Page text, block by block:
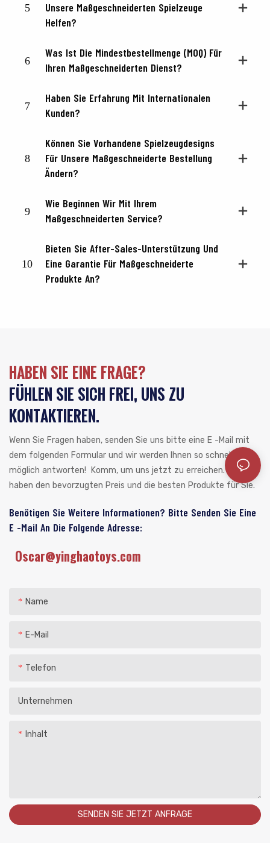
5
Unsere Maßgeschneiderten Spielzeuge
Helfen?
6
Was Ist Die Mindestbestellmenge (MOQ) Für
Ihren Maßgeschneiderten Dienst?
7
Haben Sie Erfahrung Mit Internationalen
Kunden?
8
Können Sie Vorhandene Spielzeugdesigns
Für Unsere Maßgeschneiderte Bestellung
Ändern?
9
Wie Beginnen Wir Mit Ihrem
Maßgeschneiderten Service?
10
Bieten Sie After-Sales-Unterstützung Und
Eine Garantie Für Maßgeschneiderte
Produkte An?
HABEN SIE EINE FRAGE?
FÜHLEN SIE SICH FREI, UNS ZU
KONTAKTIEREN.
Wenn Sie Fragen haben, senden Sie uns bitte eine E -Mail mit
dem folgenden Formular und wir werden Ihnen so schnell wie
möglich antworten!
Komm, um uns jetzt zu erreichen. Wir
haben den bevorzugten Preis und die besten Produkte für Sie.
Benötigen Sie Weitere Informationen? Bitte Senden Sie Eine
E -Mail An Die Folgende Adresse:
Oscar@yinghaotoys.com
Name
E-Mail
Telefon
Unternehmen
Inhalt
SENDEN SIE JETZT ANFRAGE